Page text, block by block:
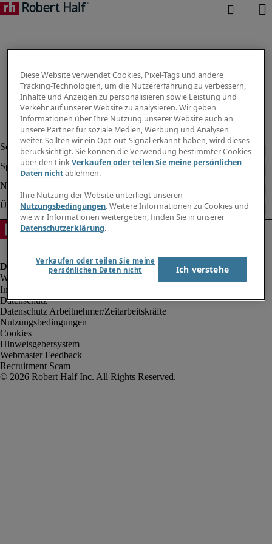
Impressum
Datenschutz
Datenschutz Arbeitnehmer/Zeitarbeitskräfte
Nutzungsbedingungen
Cookies
Hinweisgebersystem
Webmaster Feedback
Recruitment Scam
Diese Website verwendet Cookies, Pixel-Tags und andere
Tracking-Technologien, um die Nutzererfahrung zu verbessern,
Inhalte und Anzeigen zu personalisieren sowie Leistung und
Verkehr auf unserer Website zu analysieren. Wir geben
Informationen über Ihre Nutzung unserer Website auch an
unsere Partner für soziale Medien, Werbung und Analysen
weiter. Sollten wir ein Opt-out-Signal erkannt haben, wird dieses
berücksichtigt. Sie können die Verwendung bestimmter Cookies
über den LinkVerkaufen oder teilen Sie meine persönlichen
Daten nichtablehnen.
Ihre Nutzung der Website unterliegt unseren
Nutzungsbedingungen. Weitere Informationen zu Cookies und
wie wir Informationen weitergeben, finden Sie in unserer
Datenschutzerklärung.
Verkaufen oder teilen Sie meine
persönlichen Daten nicht
Ich verstehe